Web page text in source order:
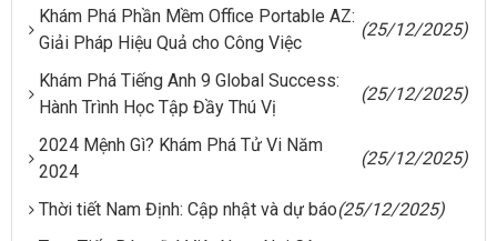
Khám Phá Phần Mềm Office Portable AZ:
Giải Pháp Hiệu Quả cho Công Việc
(25/12/2025)
Khám Phá Tiếng Anh 9 Global Success:
Hành Trình Học Tập Đầy Thú Vị
(25/12/2025)
2024 Mệnh Gì? Khám Phá Tử Vi Năm
2024
(25/12/2025)
Thời tiết Nam Định: Cập nhật và dự báo(25/12/2025)